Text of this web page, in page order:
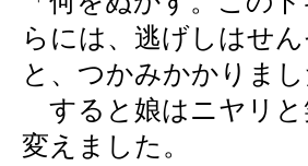
らには、逃げしはせ
と、つかみかかりま
すると娘はニヤリと
変えました。